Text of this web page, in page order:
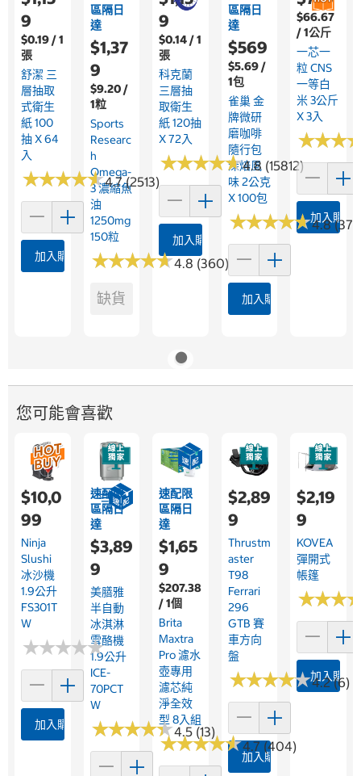
9
$0.19 / 1
張
舒潔 三
層抽取
式衛生
紙 100
抽 X 64
入
★★★★★
★★★★★4.7 (2513)
加入購物車
區隔日
達
$1,37
9
$9.20 /
1粒
Sports
Researc
H
Omega-
3 濃縮魚
油
1250mg
150粒
★★★★★
★★★★★4.8 (360)
缺貨
9
$0.14 / 1
張
科克蘭
三層抽
取衛生
紙 120抽
X 72入
★★★★★
★★★★★4.8 (15812)
加入購物車
區隔日
達
$569
$5.69 /
1包
雀巢 金
牌微研
磨咖啡
隨行包
深焙風
味 2公克
X 100包
★★★★★
★★★★★4.8
加入購物車
$66.67
/ 1公斤
一芯一
粒 CNS
一等白
米 3公斤
X 3入
★★★
★★★
加入購物
您可能會喜歡
$10,0
99
Ninja
Slushi
冰沙機
1.9公升
FS301T
W
★★★★★
★★★★★
加入購物車
速配限
區隔日
達
$3,89
9
美膳雅
半自動
冰淇淋
雪酪機
1.9公升
ICE-
70PCT
W
★★★★★
★★★★★4.5 (13)
速配限
區隔日
達
$1,65
9
$207.38
/ 1個
Brita
Maxtra
Pro 濾水
壺專用
濾芯純
淨全效
型 8入組
★★★★★
★★★★★4.7 (404)
$2,89
9
Thrustm
Aster
T98
Ferrari
296
GTB 賽
車方向
盤
★★★★★
★★★★★4.2 (6)
加入購物車
$2,19
9
KOVEA
彈開式
帳篷
★★★
★★★
加入購物